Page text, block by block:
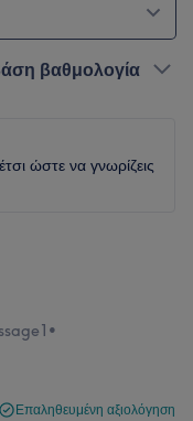
βαθμολογία
ώστε να γνωρίζεις
•
Επαληθευμένη αξιολόγηση